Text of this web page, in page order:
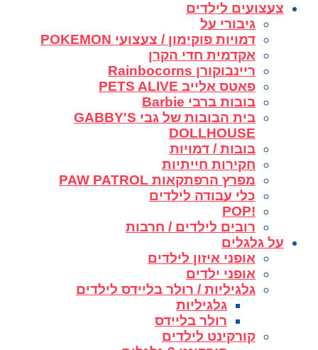
צעצועים לילדים
גיבורי על
דמויות פוקימון / צעצועי POKEMON
אקדמית חדי הקרן
ריינבוקורן Rainbocorns
פאטס אלייב PETS ALIVE
בובות ברבי Barbie
בית הבובות של גבי GABBY'S
DOLLHOUSE
בובות / דמויות
חקירות חייתיות
מפרץ הרפתקאות PAW PATROL
כלי עבודה לילדים
!POP
רובים לילדים / חרבות
על גלגלים
אופני איזון לילדים
אופני ילדים
גלגיליות / רולר בליידס לילדים
גלגיליות
רולר בליידס
קורקינט לילדים